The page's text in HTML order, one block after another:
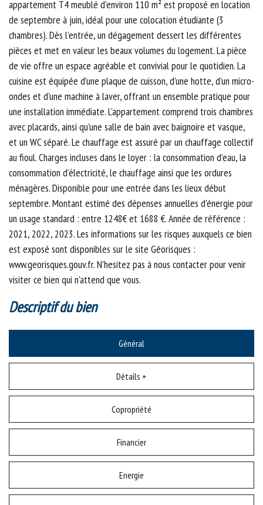
appartement T4 meublé d’environ 110 m² est proposé en location
de septembre à juin, idéal pour une colocation étudiante (3
chambres). Dès l’entrée, un dégagement dessert les différentes
pièces et met en valeur les beaux volumes du logement. La pièce
de vie offre un espace agréable et convivial pour le quotidien. La
cuisine est équipée d’une plaque de cuisson, d’une hotte, d’un micro-
ondes et d’une machine à laver, offrant un ensemble pratique pour
une installation immédiate. L’appartement comprend trois chambres
avec placards, ainsi qu’une salle de bain avec baignoire et vasque,
et un WC séparé. Le chauffage est assuré par un chauffage collectif
au fioul. Charges incluses dans le loyer : la consommation d’eau, la
consommation d’électricité, le chauffage ainsi que les ordures
ménagères. Disponible pour une entrée dans les lieux début
septembre. Montant estimé des dépenses annuelles d'énergie pour
un usage standard : entre 1248€ et 1688 €. Année de référence :
2021, 2022, 2023. Les informations sur les risques auxquels ce bien
est exposé sont disponibles sur le site Géorisques :
www.georisques.gouv.fr. N'hesitez pas à nous contacter pour venir
visiter ce bien qui n'attend que vous.
descriptif du bien
Général
Détails +
Copropriété
Financier
Energie